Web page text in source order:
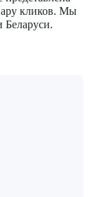
кликов. Мы
Беларуси.